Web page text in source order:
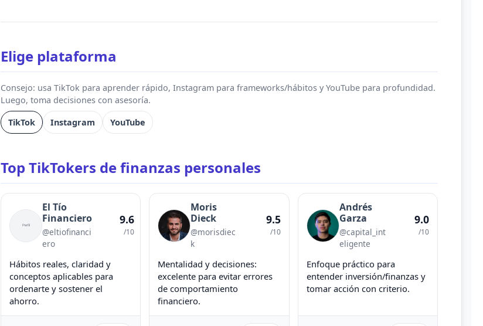
Elige plataforma
Consejo: usa TikTok para aprender rápido, Instagram para frameworks/hábitos y YouTube para profundidad.
Luego, toma decisiones con asesoría.
TikTok
Instagram YouTube
Top TikTokers de finanzas personales
El Tío
Financiero
@eltiofinanci
ero
9.6
/10
Hábitos reales, claridad y
conceptos aplicables para
ordenarte y sostener el
ahorro.
Moris
Dieck
@morisdiec
k
9.5
/10
Mentalidad y decisiones:
excelente para evitar errores
de comportamiento
financiero.
Andrés
Garza
@capital_int
eligente
9.0
/10
Enfoque práctico para
entender inversión/finanzas y
tomar acción con criterio.